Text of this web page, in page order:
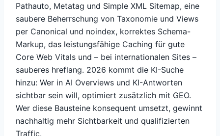
Pathauto, Metatag und Simple XML Sitemap, eine
saubere Beherrschung von Taxonomie und Views
per Canonical und noindex, korrektes Schema-
Markup, das leistungsfähige Caching für gute
Core Web Vitals und – bei internationalen Sites –
sauberes hreflang. 2026 kommt die KI-Suche
hinzu: Wer in AI Overviews und KI-Antworten
sichtbar sein will, optimiert zusätzlich mit GEO.
Wer diese Bausteine konsequent umsetzt, gewinnt
nachhaltig mehr Sichtbarkeit und qualifizierten
Traffic.